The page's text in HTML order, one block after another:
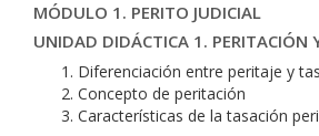
MÓDULO 1. PERITO JUDICIAL
UNIDAD DIDÁCTICA 1. PERITACIÓN
Diferenciación entre peritaje y
Concepto de peritación
Características de la tasación